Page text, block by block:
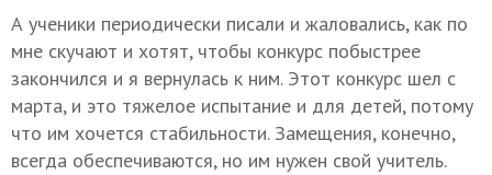
А ученики периодически писали и жаловались, как по
мне скучают и хотят, чтобы конкурс побыстрее
закончился и я вернулась к ним. Этот конкурс шел с
марта, и это тяжелое испытание и для детей, потому
что им хочется стабильности. Замещения, конечно,
всегда обеспечиваются, но им нужен свой учитель.